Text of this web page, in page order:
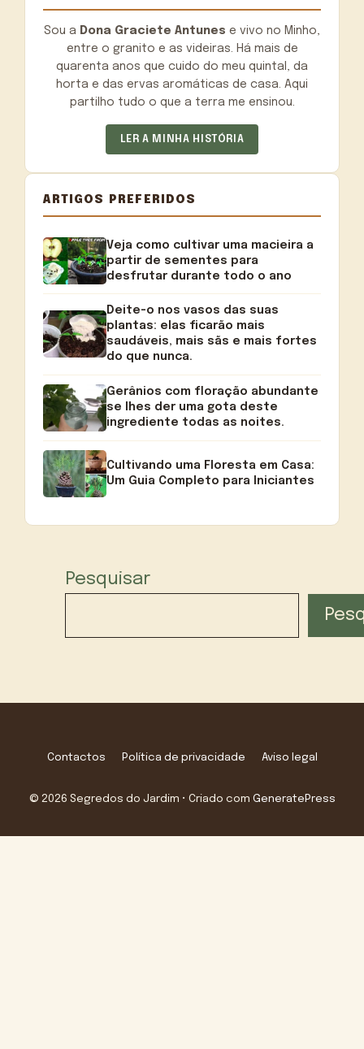
Sou a Dona Graciete Antunes e vivo no Minho,
entre o granito e as videiras. Há mais de
quarenta anos que cuido do meu quintal, da
horta e das ervas aromáticas de casa. Aqui
partilho tudo o que a terra me ensinou.
LER A MINHA HISTÓRIA
ARTIGOS PREFERIDOS
Veja como cultivar uma macieira a
partir de sementes para
desfrutar durante todo o ano
Deite-o nos vasos das suas
plantas: elas ficarão mais
saudáveis, mais sãs e mais fortes
do que nunca.
Gerânios com floração abundante
se lhes der uma gota deste
ingrediente todas as noites.
Cultivando uma Floresta em Casa:
Um Guia Completo para Iniciantes
Pesquisar
Contactos Política de privacidade Aviso legal
© 2026 Segredos do Jardim • Criado com GeneratePress